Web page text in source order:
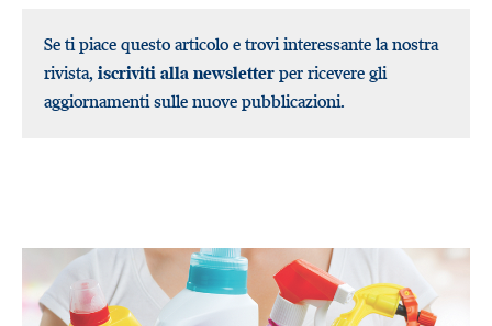
Se ti piace questo articolo e trovi interessante la nostra
rivista, iscriviti alla newsletter per ricevere gli
aggiornamenti sulle nuove pubblicazioni.